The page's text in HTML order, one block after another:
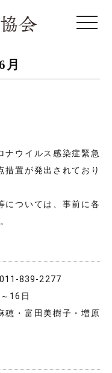
toggle
ナウイルス感染症緊急
措置が発出されており
については、事前に各
839-2277
16日
穂・富田美樹子・増原